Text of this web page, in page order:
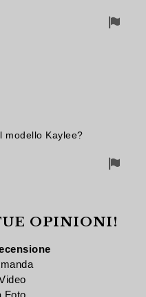
modello Kaylee?
OPINIONI!